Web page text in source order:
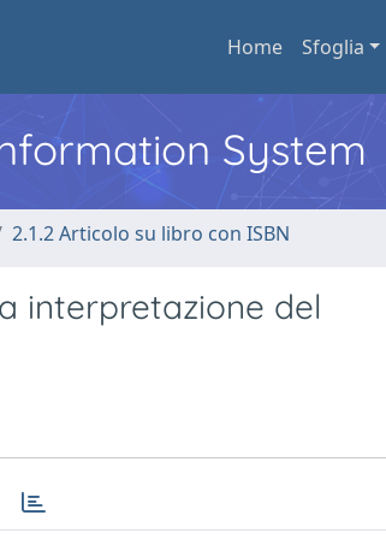
Home Sfoglia
System
2.1.2 Articolo su libro con ISBN
interpretazione del